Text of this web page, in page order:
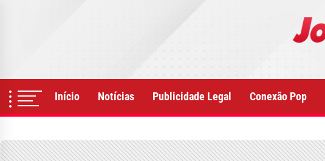
Início Notícias Publicidade Legal Conexão Pop